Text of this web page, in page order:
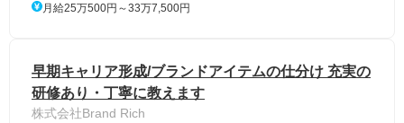
月給25万500円～33万7,500円
早期キャリア形成/ブランドアイテムの仕分け 充実の
研修あり・丁寧に教えます
株式会社Brand Rich